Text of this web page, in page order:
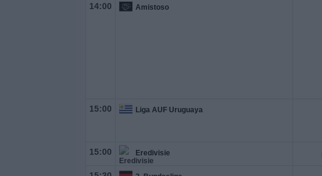
14:00 Amistoso
15:00 Liga AUF Uruguaya
15:00 Eredivisie